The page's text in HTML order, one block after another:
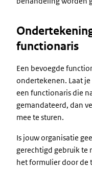
functionaris
Een bevoegde
ondertekenen. Laat
een functionaris die
gemandateerd, dan
mee te sturen.
Is jouw organisatie
gerechtigd gebruik te
het formulier door de